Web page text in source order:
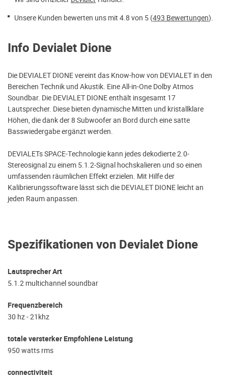
Unsere Kunden bewerten uns mit 4.8 von 5 (493 Bewertungen).
Spezifikationen von Devialet Dione
Lautsprecher Art
5.1.2 multichannel soundbar
Frequenzbereich
30 hz - 21khz
totale versterker Empfohlene Leistung
950 watts rms
connectiviteit
Info Devialet Dione
Die DEVIALET DIONE vereint das Know-how von DEVIALET in den
Bereichen Technik und Akustik. Eine All-in-One Dolby Atmos
Soundbar. Die DEVIALET DIONE enthält insgesamt 17
Lautsprecher. Diese bieten dynamische Mitten und kristallklare
Höhen, die dank der 8 Subwoofer an Bord durch eine satte
Basswiedergabe ergänzt werden.
DEVIALETs SPACE-Technologie kann jedes dekodierte 2.0-
Stereosignal zu einem 5.1.2-Signal hochskalieren und so einen
umfassenden räumlichen Effekt erzielen. Mit Hilfe der
Kalibrierungssoftware lässt sich die DEVIALET DIONE leicht an
jeden Raum anpassen.